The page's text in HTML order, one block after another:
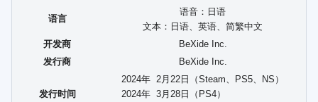
语言
语音：日语
文本：日语、英语、简繁中文
开发商
BeXide Inc.
发行商
BeXide Inc.
发行时间
2024年 2月 22 日（Steam、PS5、NS）
2024年 3月 28 日（PS4）